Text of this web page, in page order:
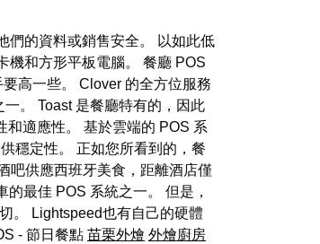
們的資料或銷售安全。 以如此低
機和方形平板電腦。 餐廳 POS
高一些。 Clover 的全方位服務
一。 Toast 是餐廳特有的，因此
和適應性。 基於雲端的 POS 系
穩定性。 正如您所看到的，餐
吧供應西班牙美食，距離酒店僅
最佳 POS 系統之一。 但是，
。 Lightspeed也有自己的硬體
- 節日餐點 苗栗外燴 外燴廚房